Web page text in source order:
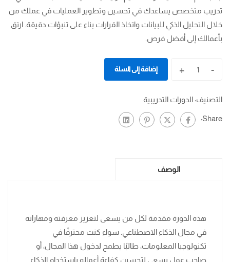
تدريب متخصص يساعدك في تحسين وتطوير العمليات في عملك من
خلال التحليل الذكي للبيانات واتخاذ القرارات بناء على تنبؤات دقيقة. ارتق
بأعمالك إلى أفضل فرص.
-
+ إضافة إلى السلة
التصنيف: الدورات التدريبية
Share:
الوصف
هذه الدورة مقدمة لكل من يسعى لتعزيز معرفته ومهاراته
في مجال الذكاء الاصطناعي. سواء كنت محترفًا في
تكنولوجيا المعلومات، طالبًا يطمح لدخول هذا المجال، أو
صاحب عمل يسعى لتحسين كفاءة أعماله باستخدام الذكاء